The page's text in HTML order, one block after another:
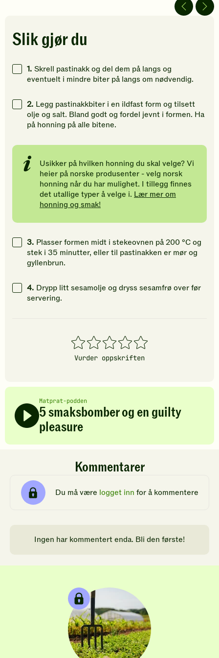
Klikk
for
gi
din
vurdering.
denne
oppskriften.
5
Slik gjør du
1. Skrell pastinakk og del dem på langs og
eventuelt i mindre biter på langs om nødvendig.
2. Legg pastinakkbiter i en ildfast form og tilsett
olje og salt. Bland godt og fordel jevnt i formen. Ha
på honning på alle bitene.
Usikker på hvilken honning du skal velge? Vi
heier på norske produsenter - velg norsk
honning når du har mulighet. I tillegg finnes
det utallige typer å velge i. Lær mer om
honning og smak!
3. Plasser formen midt i stekeovnen på 200 °C og
stek i 35 minutter, eller til pastinakken er mør og
gyllenbrun.
4. Drypp litt sesamolje og dryss sesamfrø over før
servering.
1
stjerner
2
stjerner
3
stjerner
4
stjerner
5
stjerner
Vurder oppskriften
Matprat-podden
5 smaksbomber og en guilty
pleasure
Kommentarer
Du må være logget inn for å kommentere
Ingen har kommentert enda. Bli den første!